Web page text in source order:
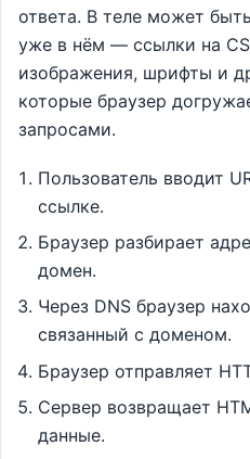
ответа. В теле может
уже в нём — ссылки на
изображения, шрифты и
которые браузер
запросами.
Пользователь вводит
ссылке.
Браузер разбирает
домен.
Через DNS браузер
связанный с доменом.
Браузер отправляет
Сервер возвращает
данные.